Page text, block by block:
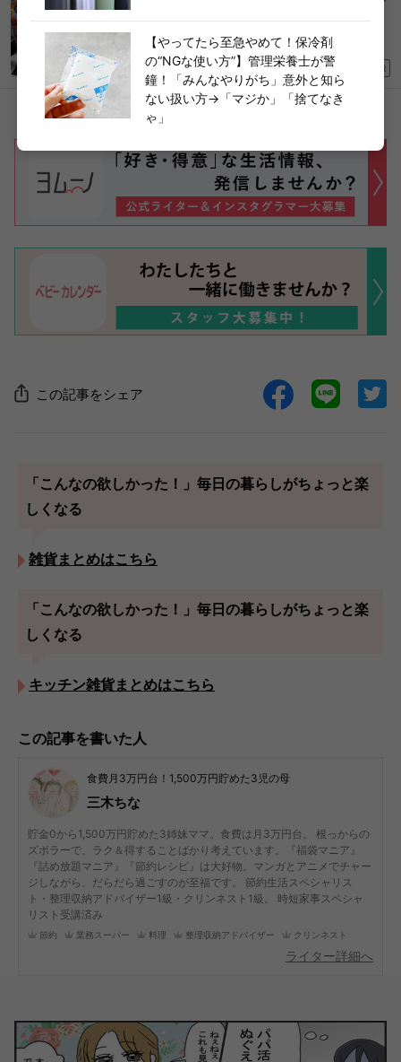
ーズ】“10分で完成”絶品アレンジ「棚からなくな
る前に買い占めたい！」
2026/05/19 PR
この記事をシェア
「こんなの欲しかった！」毎日の暮らしがちょっと楽
しくなる
雑貨まとめはこちら
「こんなの欲しかった！」毎日の暮らしがちょっと楽
しくなる
キッチン雑貨まとめはこちら
この記事を書いた人
食費月3万円台！1,500万円貯めた3児の母
三木ちな
貯金0から1,500万円貯めた3姉妹ママ。食費は月3万円台。 根っからの
ズボラーで、ラク＆得することばかり考えています。『福袋マニア』
『詰め放題マニア』『節約レシピ』は大好物。マンガとアニメでチャー
ジしながら、だらだら過ごすのが至福です。 節約生活スペシャリス
ト・整理収納アドバイザー1級・クリンネスト1級。 時短家事スペシャ
リスト受講済み
節約 業務スーパー 料理 整理収納アドバイザー クリンネスト
ライター詳細へ
【やってたら至急やめて！保冷剤
の“NGな使い方”】管理栄養士が警
鐘！「みんなやりがち」意外と知ら
ない扱い方→「マジか」「捨てなき
ゃ」